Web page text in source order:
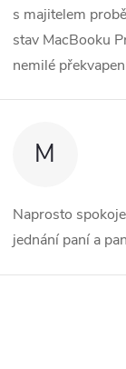
s majitelem
stav MacBooku
nemilé
M
Naprosto
jednání paní a